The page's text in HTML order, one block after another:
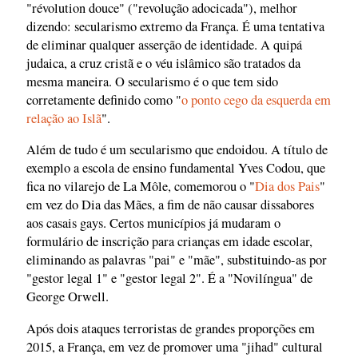
"révolution douce" ("revolução adocicada"), melhor
dizendo: secularismo extremo da França. É uma tentativa
de eliminar qualquer asserção de identidade. A quipá
judaica, a cruz cristã e o véu islâmico são tratados da
mesma maneira. O secularismo é o que tem sido
corretamente definido como "o ponto cego da esquerda em
relação ao Islã".
Além de tudo é um secularismo que endoidou. A título de
exemplo a escola de ensino fundamental Yves Codou, que
fica no vilarejo de La Môle, comemorou o "Dia dos Pais"
em vez do Dia das Mães, a fim de não causar dissabores
aos casais gays. Certos municípios já mudaram o
formulário de inscrição para crianças em idade escolar,
eliminando as palavras "pai" e "mãe", substituindo-as por
"gestor legal 1" e "gestor legal 2". É a "Novilíngua" de
George Orwell.
Após dois ataques terroristas de grandes proporções em
2015, a França, em vez de promover uma "jihad" cultural